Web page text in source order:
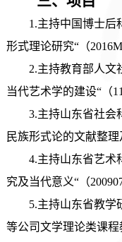
1.主持中国博士后
形式理论研究“（
2.主持教育部人文
当代艺术学的建设“（
3.主持山东省社会
民族形式论的文献整理
4.主持山东省艺术
究及当代意义“（
5.主持山东省教学
等公司文学理论类课